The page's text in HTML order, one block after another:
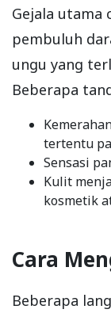
Gejala utama
pembuluh
ungu yang
Beberapa
tertentu
Sensasi
Kulit
kosmetik
Cara
Beberapa